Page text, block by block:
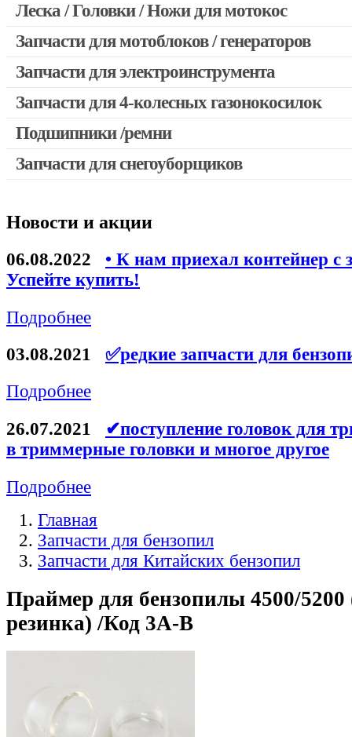
Запчасти для Китайских триммеров
Запчасти для мотокос Stihl / Husqvarna / Oleo-mac / Echo и
Леска / Головки / Ножи для мотокос
Запчасти для мотоблоков / генераторов
Запчасти для электроинструмента
Двигатели, редукторы для шуруповертов
Выключатели, переключатели
Запчасти для УШМ (болгарок)
Запчасти для электроинструмента другие
Запчасти для компрессоров
Конденсаторы
Ремни для электроинструмента
Запчасти для 4-колесных газонокосилок
Подшипники /ремни
Запчасти для снегоуборщиков
Новости и акции
06.08.2022
• К нам приехал контейнер с
Успейте купить!
Подробнее
03.08.2021
✅редкие запчасти для
Подробнее
26.07.2021
✔поступление головок для
в триммерные головки и многое другое
Подробнее
Главная
Запчасти для бензопил
Запчасти для Китайских бензопил
Праймер для бензопилы 4500/5200
резинка) /Код 3A-B